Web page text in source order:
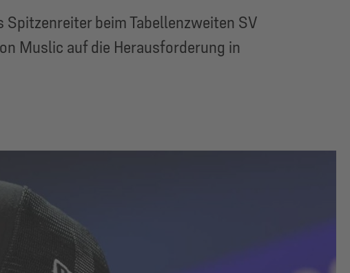
beim Tabellenzweiten SV
Muslic auf die Herausforderung in